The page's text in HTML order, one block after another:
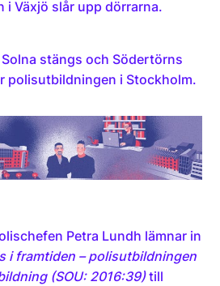
i Växjö slår upp dörrarna.
stängs och Södertörns
polisutbildningen i Stockholm.
Petra Lundh lämnar in
i framtiden – polisutbildningen
(SOU: 2016:39)till